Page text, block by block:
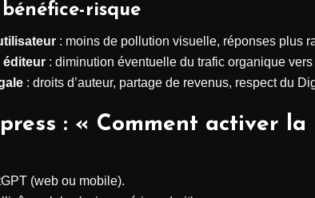
risque
: moins de pollution visuelle, réponses plus
éditeur : diminution éventuelle du trafic organique
: droits d’auteur, partage de revenus, respect du
: « Comment activer
(web ou mobile).